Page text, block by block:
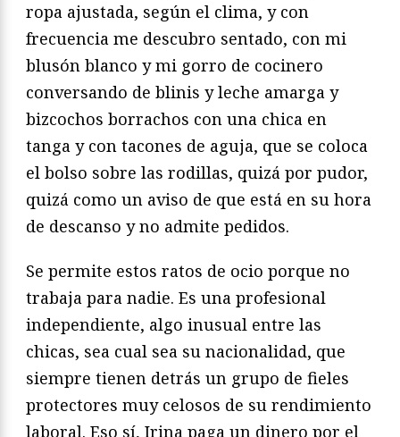
ropa ajustada, según el clima, y con
frecuencia me descubro sentado, con mi
blusón blanco y mi gorro de cocinero
conversando de blinis y leche amarga y
bizcochos borrachos con una chica en
tanga y con tacones de aguja, que se coloca
el bolso sobre las rodillas, quizá por pudor,
quizá como un aviso de que está en su hora
de descanso y no admite pedidos.
Se permite estos ratos de ocio porque no
trabaja para nadie. Es una profesional
independiente, algo inusual entre las
chicas, sea cual sea su nacionalidad, que
siempre tienen detrás un grupo de fieles
protectores muy celosos de su rendimiento
laboral. Eso sí, Irina paga un dinero por el